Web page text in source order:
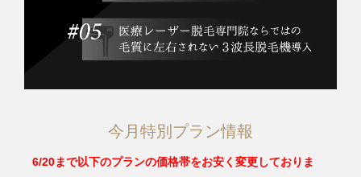
今月特別プラン情報
6/20まで以下のプランの価格帯をお安く変更しておりま